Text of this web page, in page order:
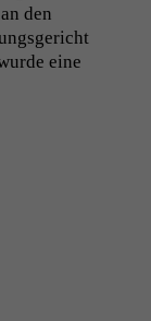
den
eine